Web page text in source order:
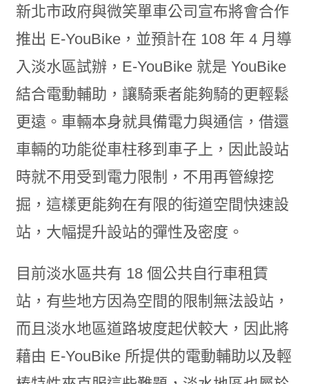
新北市政府與微笑單車公司宣布將會合作
推出 E-YouBike，並預計在 108 年 4 月導
入淡水區試辦，E-YouBike 就是 YouBike
結合電動輔助，讓騎乘者能夠騎的更輕鬆
更遠。車輛本身就具備電力與通信，借還
車輛的功能從車柱移到車子上，因此設站
時就不用受到電力限制，不用再管線挖
掘，這樣更能夠在有限的街道空間快速設
站，大幅提升設站的彈性及密度。
目前淡水區共有 18 個公共自行車租賃
站，有些地方因為空間的限制無法設站，
而且淡水地區道路坡度起伏較大，因此將
藉由 E-YouBike 所提供的電動輔助以及輕